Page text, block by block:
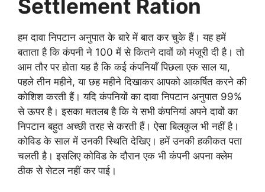
Settlement Ration
हम दावा निपटान अनुपात के बारे में बात कर चुके हैं। यह हमें
बताता है कि कंपनी ने 100 में से कितने दावों को मंजूरी दी है। तो
आम तौर पर होता यह है कि कई कंपनियाँ पिछला एक साल या,
पहले तीन महीने, या छह महीने दिखाकर आपको आकर्षित करने की
कोशिश करती हैं। यदि कंपनियों का दावा निपटान अनुपात 99%
से ऊपर है। इसका मतलब है कि ये सभी कंपनियां अपने दावों का
निपटान बहुत अच्छी तरह से करती हैं। ऐसा बिलकुल भी नहीं है।
कोविड के साल में उनकी स्थिति देखिए। हमें उनकी हकीकत पता
चलती है। इसलिए कोविड के दौरान एक भी कंपनी अपना क्लेम
ठीक से सेटल नहीं कर पाई।